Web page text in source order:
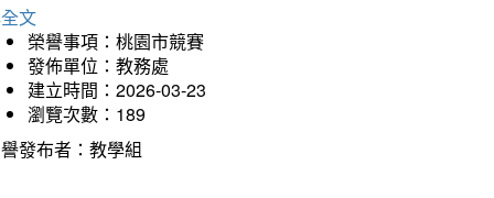
文
榮譽事項：桃園市競賽
發佈單位：教務處
建立時間：2026-03-23
瀏覽次數：189
發布者：教學組